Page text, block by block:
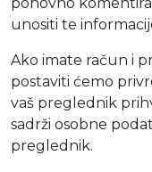
unositi te
Ako imate račun i
postaviti ćemo
vaš preglednik
sadrži osobne
preglednik.